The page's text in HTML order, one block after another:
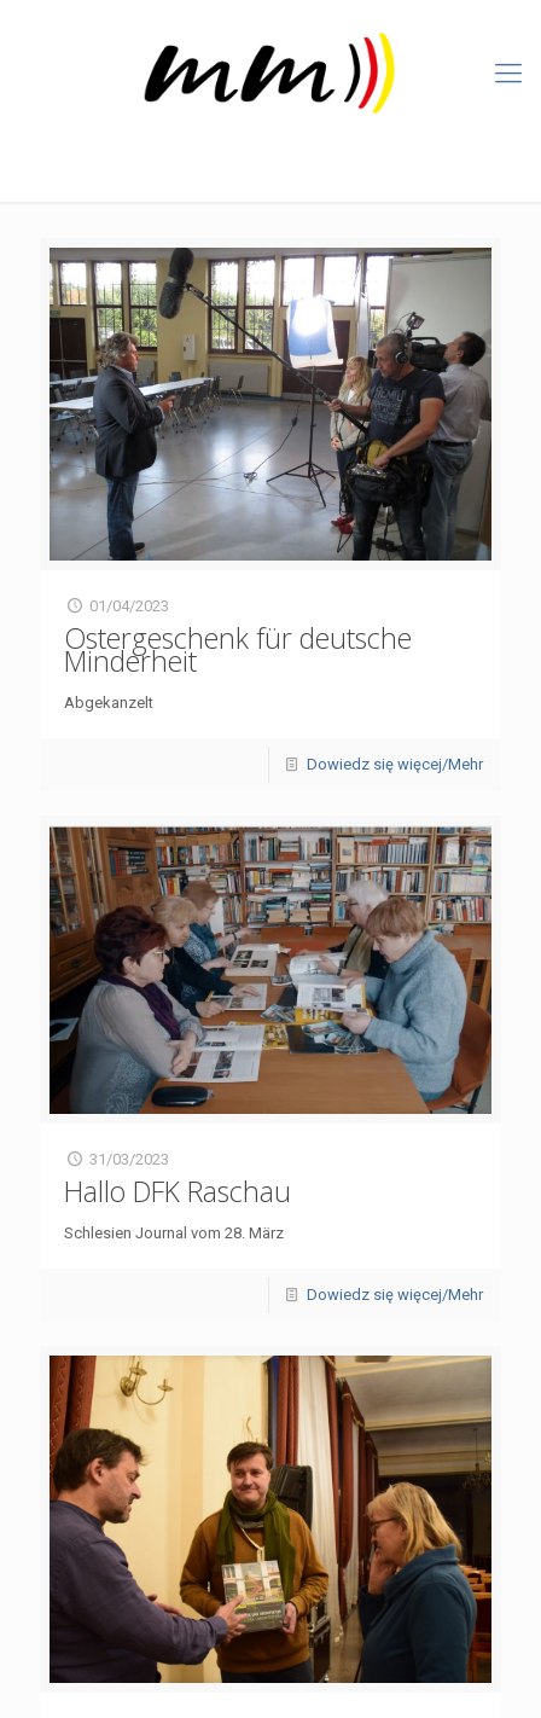
01/04/2023
Ostergeschenk für deutsche
Minderheit
Abgekanzelt
Dowiedz się więcej/Mehr
31/03/2023
Hallo DFK Raschau
Schlesien Journal vom 28. März
Dowiedz się więcej/Mehr